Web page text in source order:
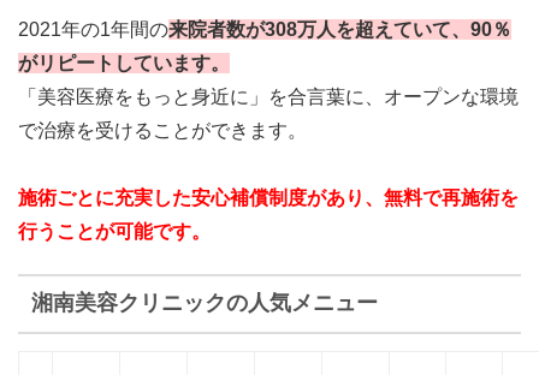
2021年の1年間の来院者数が308万人を超えていて、90％
がリピートしています。
「美容医療をもっと身近に」を合言葉に、オープンな環境
で治療を受けることができます。
施術ごとに充実した安心補償制度があり、無料で再施術を
行うことが可能です。
湘南美容クリニックの人気メニュー